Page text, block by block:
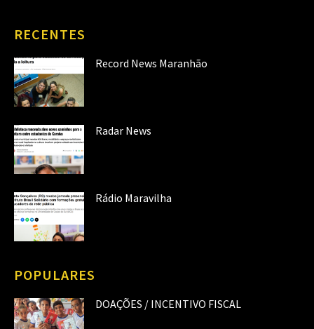
RECENTES
Record News Maranhão
Radar News
Rádio Maravilha
POPULARES
DOAÇÕES / INCENTIVO FISCAL